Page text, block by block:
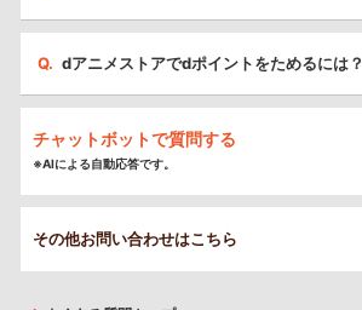
dアニメストアでdポイントをためるには？
チャットボットで質問する
※AIによる自動応答です。
その他お問い合わせはこちら